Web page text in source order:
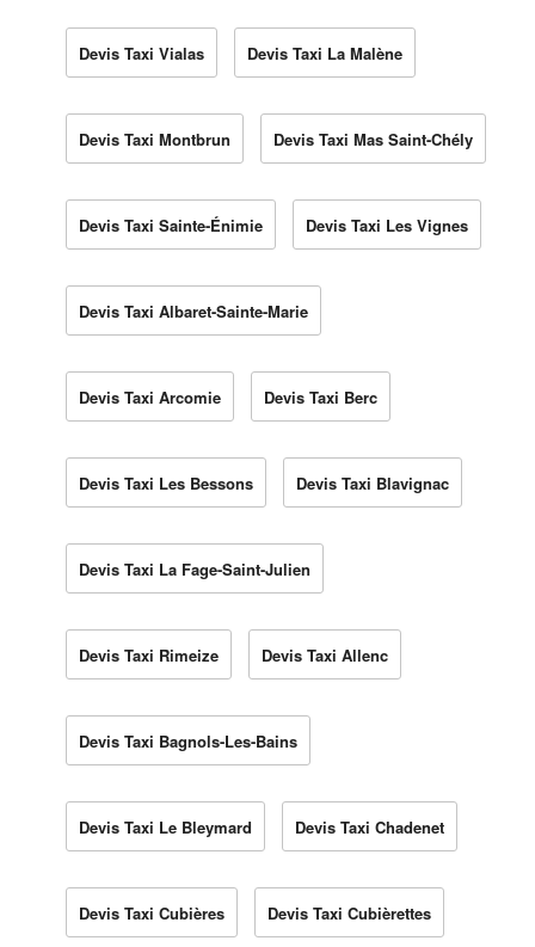
Devis Taxi Vialas Devis Taxi La Malène
Devis Taxi Montbrun Devis Taxi Mas Saint-Chély
Devis Taxi Sainte-Énimie Devis Taxi Les Vignes
Devis Taxi Albaret-Sainte-Marie
Devis Taxi Arcomie Devis Taxi Berc
Devis Taxi Les Bessons Devis Taxi Blavignac
Devis Taxi La Fage-Saint-Julien
Devis Taxi Rimeize Devis Taxi Allenc
Devis Taxi Bagnols-Les-Bains
Devis Taxi Le Bleymard Devis Taxi Chadenet
Devis Taxi Cubières Devis Taxi Cubièrettes